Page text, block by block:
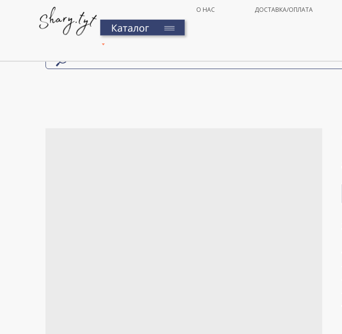
О НАС ДОСТАВКА/ОПЛАТА